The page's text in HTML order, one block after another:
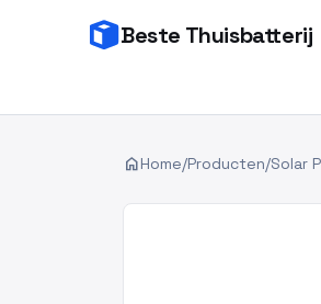
Beste Thuisbatterij
homeHome/Producten/Solar